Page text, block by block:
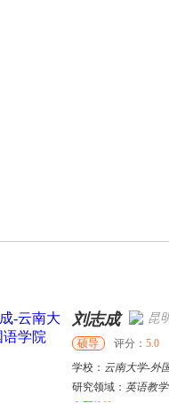
刘志成 昆
硕导 评分： 5.0
学校： 云南大学-外
研究领域： 英语教
立即咨询